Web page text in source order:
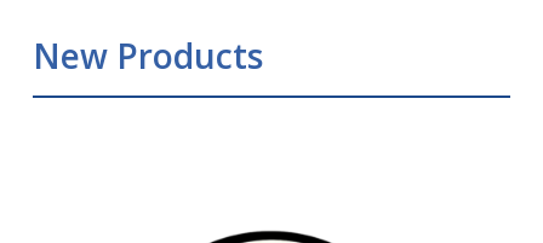
New Products